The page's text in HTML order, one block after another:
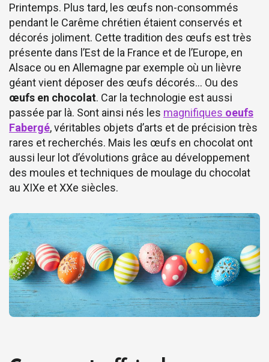
Printemps. Plus tard, les œufs non-consommés
pendant le Carême chrétien étaient conservés et
décorés joliment. Cette tradition des œufs est très
présente dans l’Est de la France et de l’Europe, en
Alsace ou en Allemagne par exemple où un lièvre
géant vient déposer des œufs décorés… Ou des
œufs en chocolat. Car la technologie est aussi
passée par là. Sont ainsi nés les magnifiques oeufs
Fabergé, véritables objets d’arts et de précision très
rares et recherchés. Mais les œufs en chocolat ont
aussi leur lot d’évolutions grâce au développement
des moules et techniques de moulage du chocolat
au XIXe et XXe siècles.